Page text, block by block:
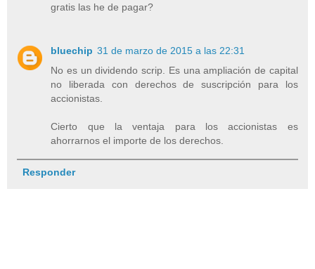
gratis las he de pagar?
bluechip 31 de marzo de 2015 a las 22:31
No es un dividendo scrip. Es una ampliación de capital
no liberada con derechos de suscripción para los
accionistas.
Cierto que la ventaja para los accionistas es
ahorrarnos el importe de los derechos.
Responder